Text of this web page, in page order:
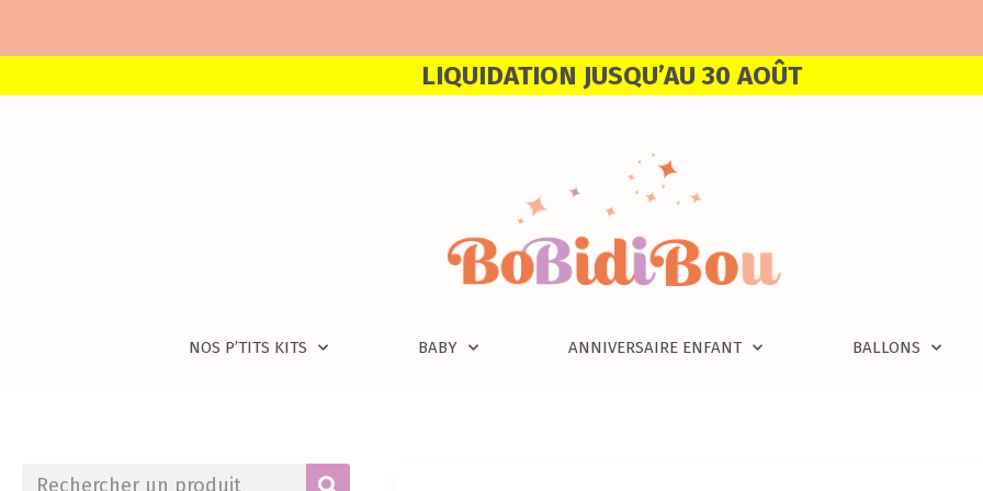
LIQUIDATION JUSQU’AU 30 AOÛT
NOS P’TITS KITS BABY ANNIVERSAIRE ENFANT BALLONS